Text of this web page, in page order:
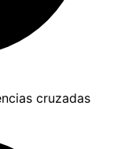
cruzadas